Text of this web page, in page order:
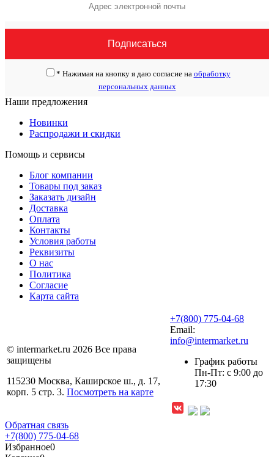
* Нажимая на кнопку я даю согласие на обработку
персональных данных
Наши предложения
Новинки
Распродажи и скидки
Помощь и сервисы
Блог компании
Товары под заказ
Заказать дизайн
Доставка
Оплата
Контакты
Условия работы
Реквизиты
О нас
Политика
Согласие
Карта сайта
© intermarket.ru 2026 Все права
защищены
115230 Москва, Каширское ш., д. 17,
корп. 5 стр. 3. Посмотреть на карте
+7(800) 775-04-68
Email:
info@intermarket.ru
График работы
Пн-Пт: с 9:00 до
17:30
Обратная связь
+7(800) 775-04-68
Избранное0